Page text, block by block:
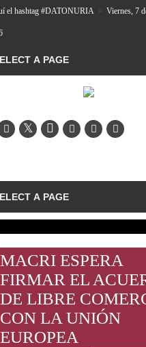
el hashtag #DATONURIA » Viernes, 7
MACRI ESPERA
FIRMAR EL
DE LIBRE
CON LA UNIÓN
EUROPEA